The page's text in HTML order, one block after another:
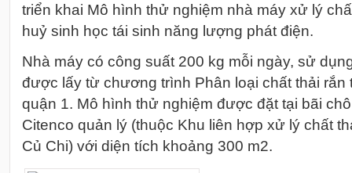
triển khai Mô hình thử nghiệm nhà máy xử lý
huỷ sinh học tái sinh năng lượng phát điện.
Nhà máy có công suất 200 kg mỗi ngày, sử
được lấy từ chương trình Phân loại chất thải rắn
quận 1. Mô hình thử nghiệm được đặt tại bãi
Citenco quản lý (thuộc Khu liên hợp xử lý chất
Củ Chi) với diện tích khoảng 300 m2.